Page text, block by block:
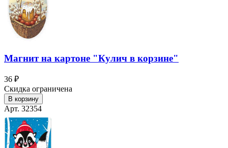
Магнит на картоне "Кулич в корзине"
36 ₽
Скидка ограничена
В корзину
Арт. 32354